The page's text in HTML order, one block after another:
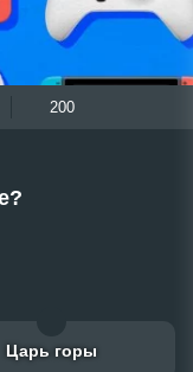
200
Царь горы